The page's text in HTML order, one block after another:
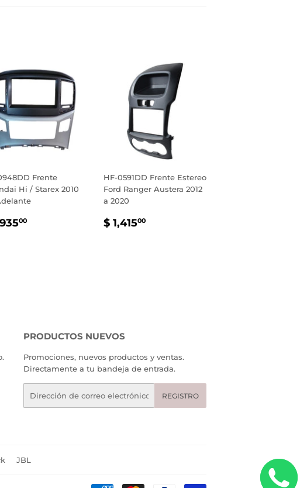
Frente
Hi / Starex 2010
00
HF-0591DD Frente Estereo
Ford Ranger Austera 2012
a 2020
PRECIO
$ 1,41500
PRODUCTOS NUEVOS
Promociones, nuevos productos y ventas.
Directamente a tu bandeja de entrada.
REGISTRO
JBL